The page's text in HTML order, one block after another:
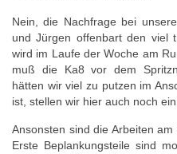
Nein, die Nachfrage bei
und Jürgen offenbart den viel
wird im Laufe der Woche am
muß die Ka8 vor dem
hätten wir viel zu putzen im
ist, stellen wir hier auch noch
Ansonsten sind die Arbeiten
Erste Beplankungsteile sind